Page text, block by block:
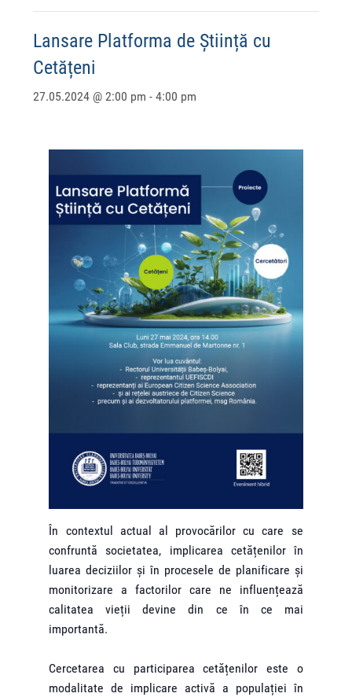
Lansare Platforma de Știință cu
Cetățeni
27.05.2024 @ 2:00 pm -4:00 pm
În contextul actual al provocărilor cu care se
confruntă societatea, implicarea cetățenilor în
luarea deciziilor și în procesele de planificare și
monitorizare a factorilor care ne influențează
calitatea vieții devine din ce în ce mai
importantă.
Cercetarea cu participarea cetățenilor este o
modalitate de implicare activă a populației în